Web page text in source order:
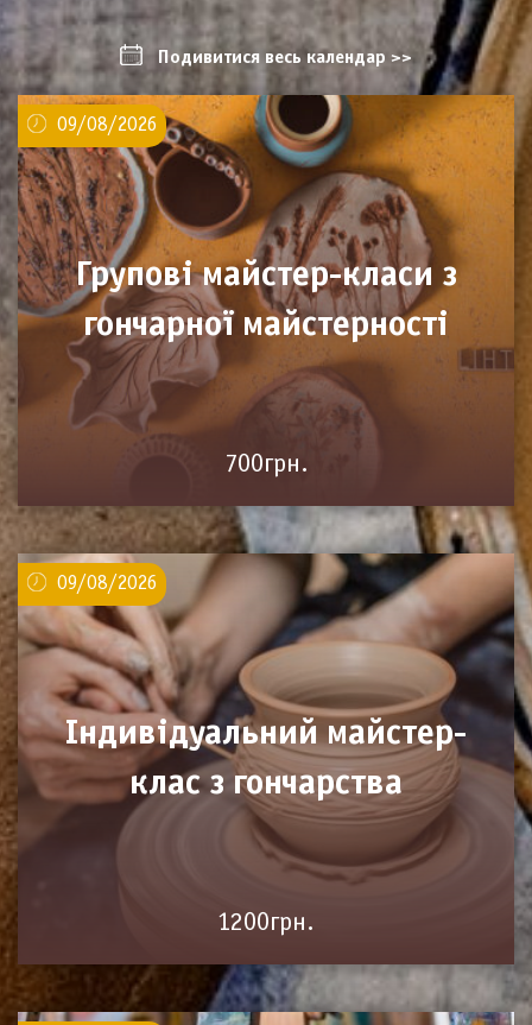
Подивитися весь календар >>
09/08/2026
Групові майстер-класи з
гончарної майстерності
700грн.
09/08/2026
Індивідуальний майстер-
клас з гончарства
1200грн.